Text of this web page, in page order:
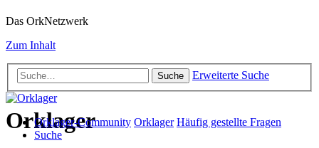
Das OrkNetzwerk
Zum Inhalt
Suche Erweiterte Suche
Orklager
Orklager-Community Orklager Häufig gestellte Fragen
Suche